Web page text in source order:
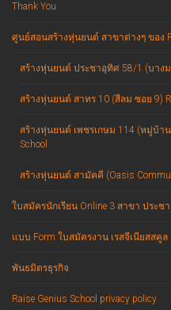
Thank You
ศูนย์สอนสร้างหุ่นยนต์ สาขาต่างๆ ของ
สร้างหุ่นยนต์ ประชาอุทิศ 58/1 (บางม
สร้างหุ่นยนต์ สาทร 10 (สีลม ซอย 9)
สร้างหุ่นยนต์ เพชรเกษม 114 (หมู่บ้าน
School
สร้างหุ่นยนต์ สามัคคี (Oasis
ใบสมัครนักเรียน Online 3 สาขา ประช
แบบ Form ใบสมัครงาน เรสจีเนียสสคูล
พันธมิตรธุรกิจ
Raise Genius School privacy policy